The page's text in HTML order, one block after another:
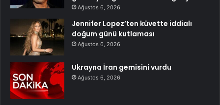
Ağustos 6, 2026
Jennifer Lopez’ten küvette iddialı
doğum günü kutlaması
Ağustos 6, 2026
Ukrayna İran gemisini vurdu
Ağustos 6, 2026